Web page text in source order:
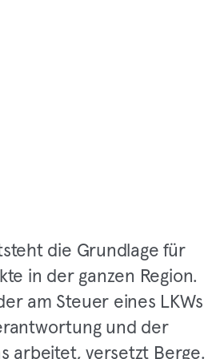
die Grundlage für
in der ganzen Region.
am Steuer eines LKWs
und der
arbeitet, versetzt Berge.